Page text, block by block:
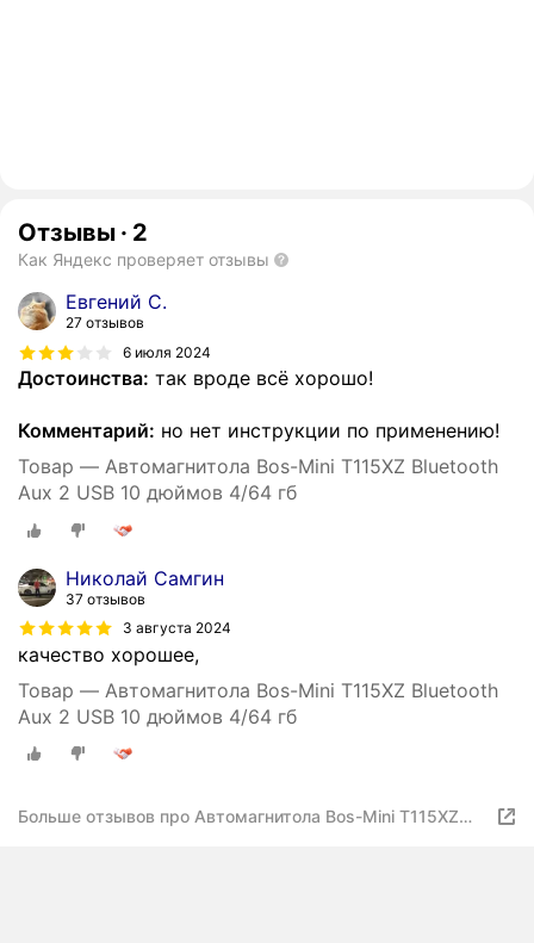
Отзывы · 2
Как Яндекс проверяет отзывы
Евгений С.
27 отзывов
6 июля 2024
Достоинства: так вроде всё хорошо!
Комментарий: но нет инструкции по применению!
Товар — Автомагнитола Bos-Mini T115XZ Bluetooth
Aux 2 USB 10 дюймов 4/64 гб
Николай Самгин
37 отзывов
3 августа 2024
качество хорошее,
Товар — Автомагнитола Bos-Mini T115XZ Bluetooth
Aux 2 USB 10 дюймов 4/64 гб
Больше отзывов про Автомагнитола Bos-Mini T115XZ